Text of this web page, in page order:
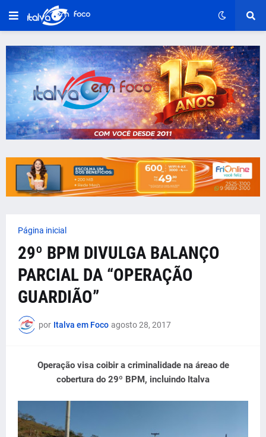
Página inicial
29º BPM DIVULGA BALANÇO
PARCIAL DA “OPERAÇÃO
GUARDIÃO”
por Italva em Foco agosto 28, 2017
Operação visa coibir a criminalidade na áreao de
cobertura do 29º BPM, incluindo Italva